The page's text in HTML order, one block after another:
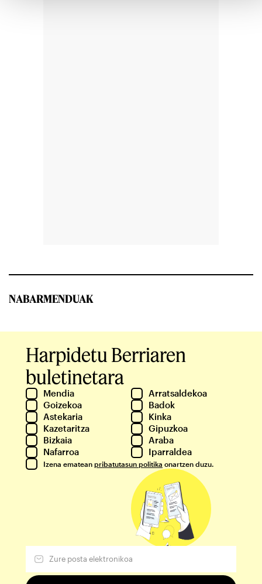
NABARMENDUAK
Harpidetu Berriaren
buletinetara
Mendia
Arratsaldekoa
Goizekoa
Badok
Astekaria
Kinka
Kazetaritza
Gipuzkoa
Bizkaia
Araba
Nafarroa
Iparraldea
Izena ematean pribatutasun politika onartzen duzu.